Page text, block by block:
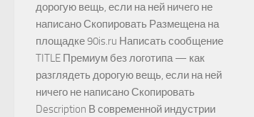
дорогую вещь, если на ней ничего не
написано Скопировать Размещена на
площадке 90is.ru Написать сообщение
TITLE Премиум без логотипа — как
разглядеть дорогую вещь, если на ней
ничего не написано Скопировать
Description В современной индустрии